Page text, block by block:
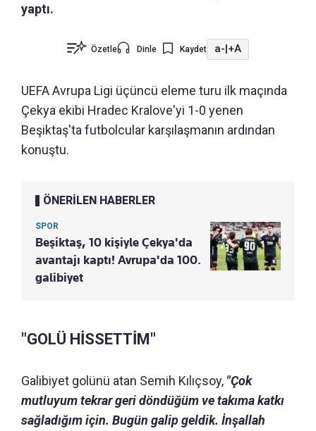
yaptı.
Özetle Dinle Kaydet a- +A
UEFA Avrupa Ligi üçüncü eleme turu ilk maçında
Çekya ekibi Hradec Kralove'yi 1-0 yenen
Beşiktaş'ta futbolcular karşılaşmanın ardından
konuştu.
ÖNERİLEN HABERLER
SPOR
Beşiktaş, 10 kişiyle Çekya'da
avantajı kaptı! Avrupa'da 100.
galibiyet
"GOLÜ HİSSETTİM"
Galibiyet golünü atan Semih Kılıçsoy, "Çok
mutluyum tekrar geri döndüğüm ve takıma katkı
sağladığım için. Bugün galip geldik. İnşallah